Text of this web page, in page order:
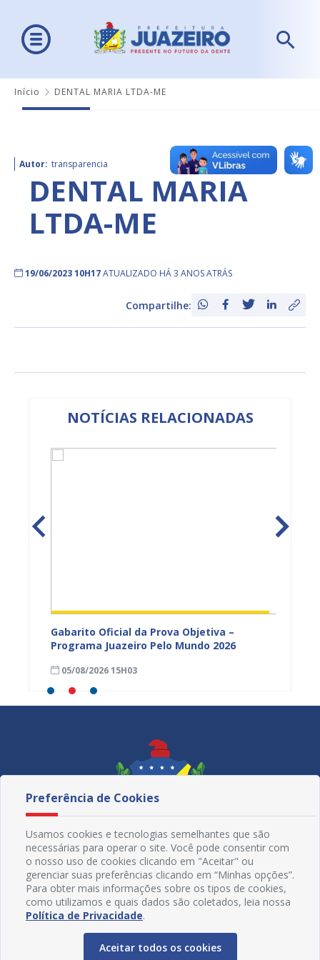
Início DENTAL MARIA LTDA-ME
Autor: transparencia
DENTAL MARIA
LTDA-ME
19/06/2023 10H17ATUALIZADO HÁ 3 ANOS ATRÁS
Compartilhe:
NOTÍCIAS RELACIONADAS
Gabarito Oficial da Prova Objetiva –
Programa Juazeiro Pelo Mundo 2026
05/08/2026 15H03
Redes Sociais
Preferência de Cookies
Usamos cookies e tecnologias semelhantes que são
necessárias para operar o site. Você pode consentir com
o nosso uso de cookies clicando em "Aceitar" ou
gerenciar suas preferências clicando em “Minhas opções”.
Para obter mais informações sobre os tipos de cookies,
como utilizamos e quais dados são coletados, leia nossa
Política de Privacidade.
Aceitar todos os cookies